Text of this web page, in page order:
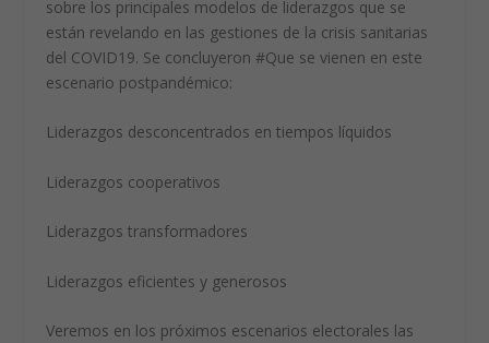
sobre los principales modelos de liderazgos que se
están revelando en las gestiones de la crisis sanitarias
del COVID19. Se concluyeron #Que se vienen en este
escenario postpandémico:
Liderazgos desconcentrados en tiempos líquidos
Liderazgos cooperativos
Liderazgos transformadores
Liderazgos eficientes y generosos
Veremos en los próximos escenarios electorales las